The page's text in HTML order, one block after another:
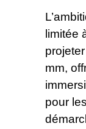
limitée
mm,
pour